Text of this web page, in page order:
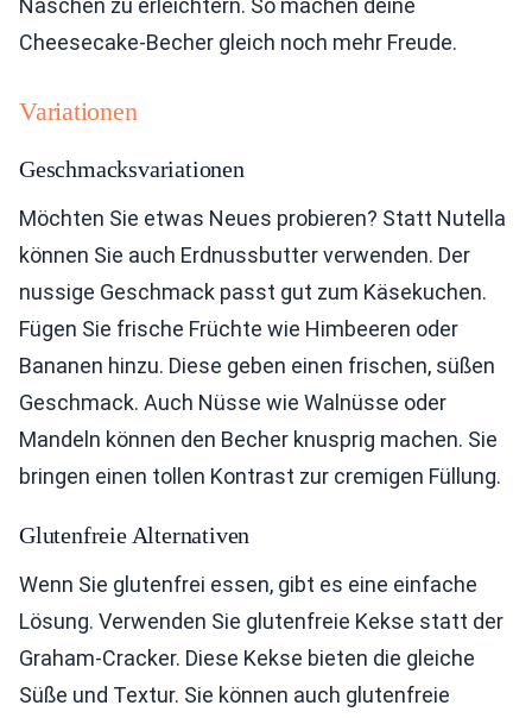
Naschen zu erleichtern. So machen deine
Cheesecake-Becher gleich noch mehr Freude.
Variationen
Geschmacksvariationen
Möchten Sie etwas Neues probieren? Statt Nutella
können Sie auch Erdnussbutter verwenden. Der
nussige Geschmack passt gut zum Käsekuchen.
Fügen Sie frische Früchte wie Himbeeren oder
Bananen hinzu. Diese geben einen frischen, süßen
Geschmack. Auch Nüsse wie Walnüsse oder
Mandeln können den Becher knusprig machen. Sie
bringen einen tollen Kontrast zur cremigen Füllung.
Glutenfreie Alternativen
Wenn Sie glutenfrei essen, gibt es eine einfache
Lösung. Verwenden Sie glutenfreie Kekse statt der
Graham-Cracker. Diese Kekse bieten die gleiche
Süße und Textur. Sie können auch glutenfreie